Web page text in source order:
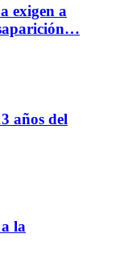
exigen a
años del
la